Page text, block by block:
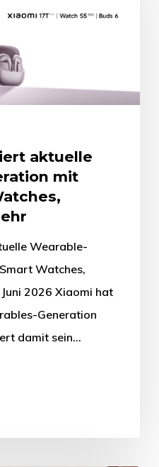
aktuelle
mit
Wearable-
Watches,
2026 Xiaomi hat
Generation
damit sein…